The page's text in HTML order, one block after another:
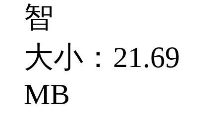
智
大小：21.69
MB